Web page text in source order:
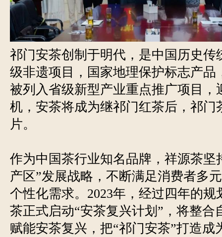
祁门安茶创制于明代，是中国历史传
级非遗项目，国家地理保护标志产品
被列入省级新型产业重点推广项目，
机，安茶将成为继祁门红茶后，祁门
片。
作为中国茶行业知名品牌，祥源茶坚
产区”发展战略，不断满足消费者多
个性化需求。2023年，经过四年的规
茶正式启动“安茶复兴计划”，将整合
赋能安茶复兴，把“祁门安茶”打造成